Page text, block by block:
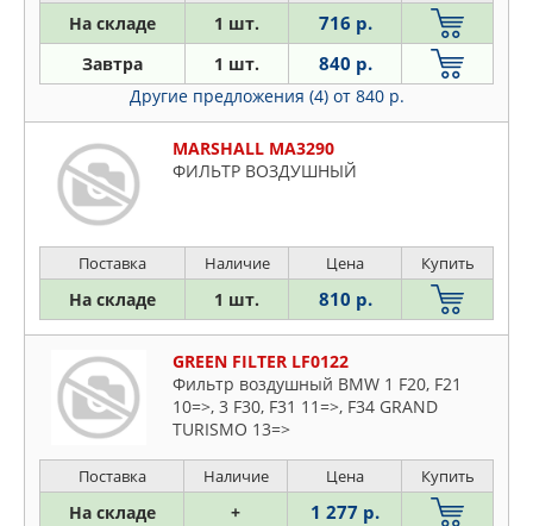
На складе 1 шт. 716 р.
Завтра 1 шт. 840 р.
Другие предложения (4) от 840 р.
MARSHALL MA3290
ФИЛЬТР ВОЗДУШНЫЙ
Поставка Наличие Цена Купить
На складе 1 шт. 810 р.
GREEN FILTER LF0122
Фильтр воздушный BMW 1 F20, F21
10=>, 3 F30, F31 11=>, F34 GRAND
TURISMO 13=>
Поставка Наличие Цена Купить
На складе + 1 277 р.